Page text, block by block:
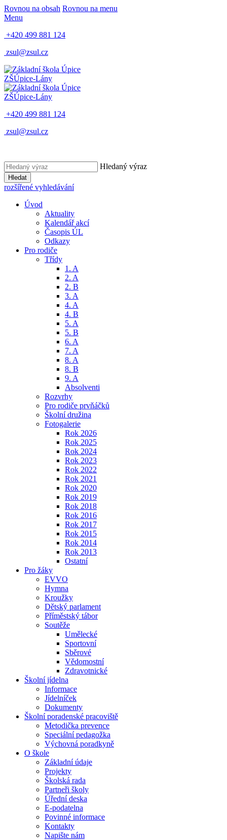
Rovnou na obsah Rovnou na menu
Menu
+420 499 881 124
zsul@zsul.cz
ZŠÚpice-Lány
ZŠÚpice-Lány
+420 499 881 124
zsul@zsul.cz
Hledaný výraz
Hledat
rozšířené vyhledávání
Úvod
Aktuality
Kalendář akcí
Časopis ÚL
Odkazy
Pro rodiče
Třídy
1. A
2. A
2. B
3. A
4. A
4. B
5. A
5. B
6. A
7. A
8. A
8. B
9. A
Absolventi
Rozvrhy
Pro rodiče prvňáčků
Školní družina
Fotogalerie
Rok 2026
Rok 2025
Rok 2024
Rok 2023
Rok 2022
Rok 2021
Rok 2020
Rok 2019
Rok 2018
Rok 2016
Rok 2017
Rok 2015
Rok 2014
Rok 2013
Ostatní
Pro žáky
EVVO
Hymna
Kroužky
Dětský parlament
Příměstský tábor
Soutěže
Umělecké
Sportovní
Sběrové
Vědomostní
Zdravotnické
Školní jídelna
Informace
Jídelníček
Dokumenty
Školní poradenské pracoviště
Metodička prevence
Speciální pedagožka
Výchovná poradkyně
O škole
Základní údaje
Projekty
Školská rada
Partneři školy
Úřední deska
E-podatelna
Povinné informace
Kontakty
Napište nám